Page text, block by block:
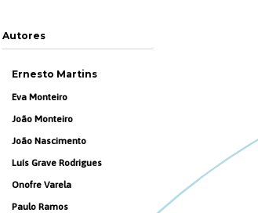
Autores
Ernesto Martins
Eva Monteiro
João Monteiro
João Nascimento
Luís Grave Rodrigues
Onofre Varela
Paulo Ramos